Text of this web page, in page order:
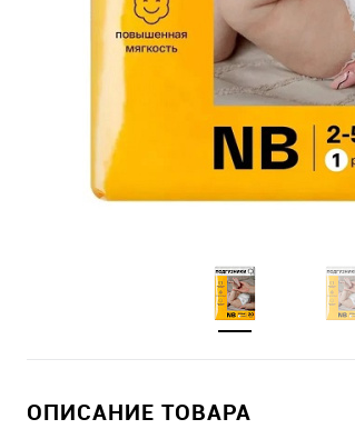
ОПИСАНИЕ ТОВАРА